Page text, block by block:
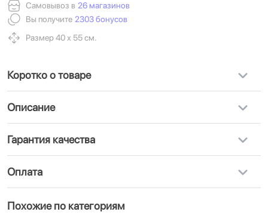
Самовывоз в 26 магазинов
Вы получите 2303 бонусов
Размер 40 х 55 см.
Коротко о товаре
Описание
Гарантия качества
Оплата
Похожие по категориям